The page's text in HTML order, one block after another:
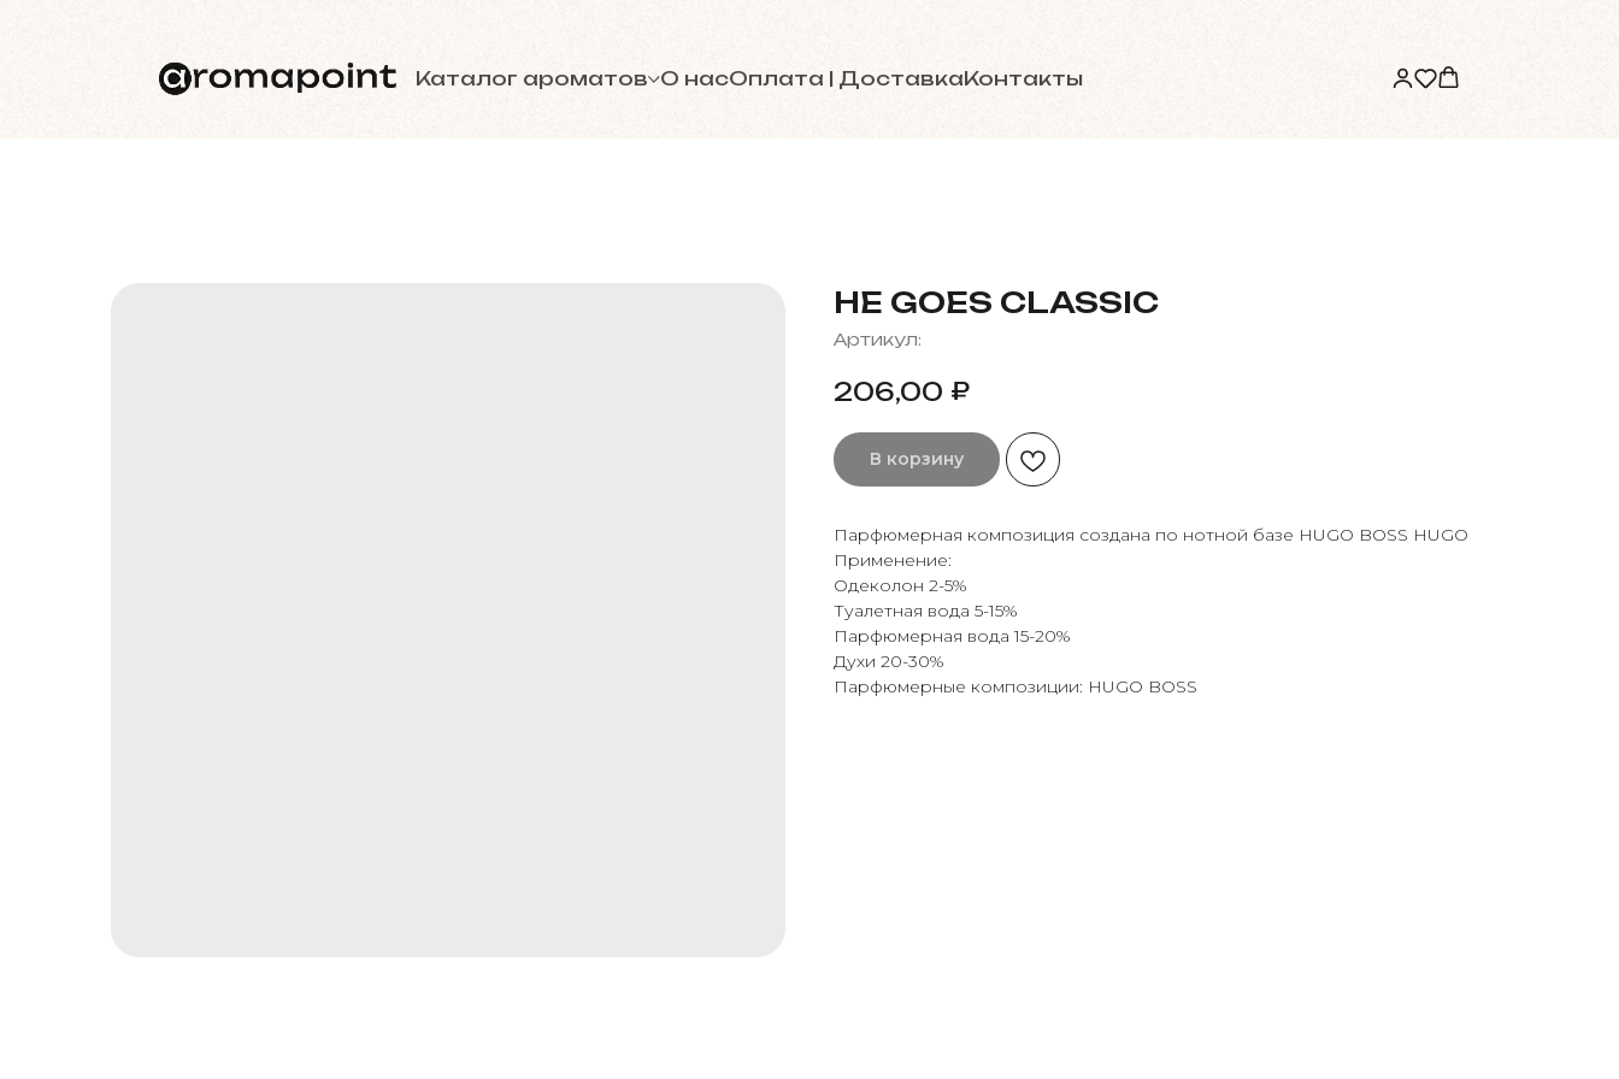
Каталог ароматов О насОплата | ДоставкаКонтакты
HE GOES CLASSIC
Артикул:
206,00 ₽
В корзину
Парфюмерная композиция создана по нотной базе HUGO BOSS HUGO
Применение:
Одеколон 2-5%
Туалетная вода 5-15%
Парфюмерная вода 15-20%
Духи 20-30%
Парфюмерные композиции: HUGO BOSS